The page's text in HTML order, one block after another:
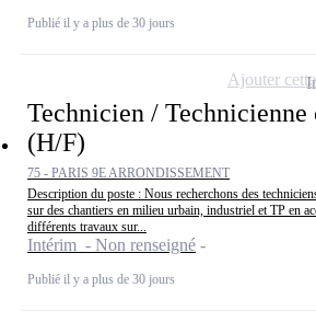
Publié il y a plus de 30 jours
Technicien / Technicienne
(H/F)
75 - PARIS 9E ARRONDISSEMENT
Description du poste : Nous recherchons des
sur des chantiers en milieu urbain, industriel et TP en
différents travaux sur...
Intérim - Non renseigné
Publié il y a plus de 30 jours
Ajouter